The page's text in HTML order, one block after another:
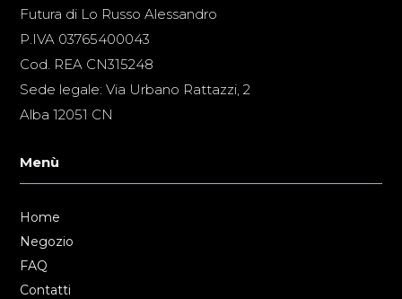
Futura di Lo Russo Alessandro
P.IVA 03765400043
Cod. REA CN315248
Sede legale: Via Urbano Rattazzi, 2
Alba 12051 CN
Menù
Home
Negozio
FAQ
Contatti